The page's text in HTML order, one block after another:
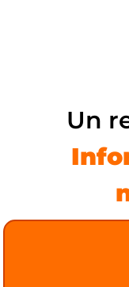
Un